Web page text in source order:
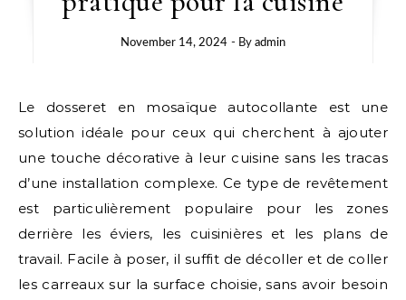
November 14, 2024 - By admin
Le dosseret en mosaïque autocollante est une
solution idéale pour ceux qui cherchent à ajouter
une touche décorative à leur cuisine sans les tracas
d’une installation complexe. Ce type de revêtement
est particulièrement populaire pour les zones
derrière les éviers, les cuisinières et les plans de
travail. Facile à poser, il suffit de décoller et de coller
les carreaux sur la surface choisie, sans avoir besoin